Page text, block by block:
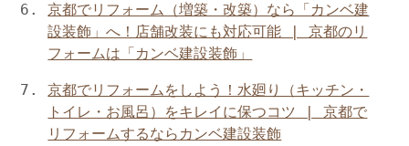
京都でリフォーム（増築・改築）なら「カンベ建
設装飾」へ！店舗改装にも対応可能 | 京都のリ
フォームは「カンベ建設装飾」
京都でリフォームをしよう！水廻り（キッチン・
トイレ・お風呂）をキレイに保つコツ | 京都で
リフォームするならカンベ建設装飾